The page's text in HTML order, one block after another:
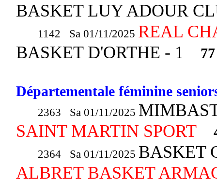
BASKET LUY ADOUR
1142 Sa 01/11/2025 REAL
BASKET D'ORTHE - 1
Départementale féminine
2363 Sa 01/11/2025
SAINT MARTIN SPORT
2364 Sa 01/11/2025 BASKET
ALBRET BASKET